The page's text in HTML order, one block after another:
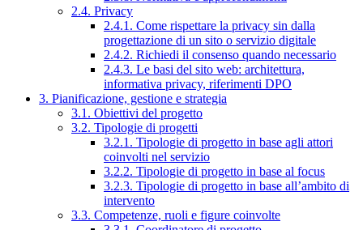
2.4. Privacy
2.4.1. Come rispettare la privacy sin dalla
progettazione di un sito o servizio digitale
2.4.2. Richiedi il consenso quando necessario
2.4.3. Le basi del sito web: architettura,
informativa privacy, riferimenti DPO
3. Pianificazione, gestione e strategia
3.1. Obiettivi del progetto
3.2. Tipologie di progetti
3.2.1. Tipologie di progetto in base agli attori
coinvolti nel servizio
3.2.2. Tipologie di progetto in base al focus
3.2.3. Tipologie di progetto in base all’ambito di
intervento
3.3. Competenze, ruoli e figure coinvolte